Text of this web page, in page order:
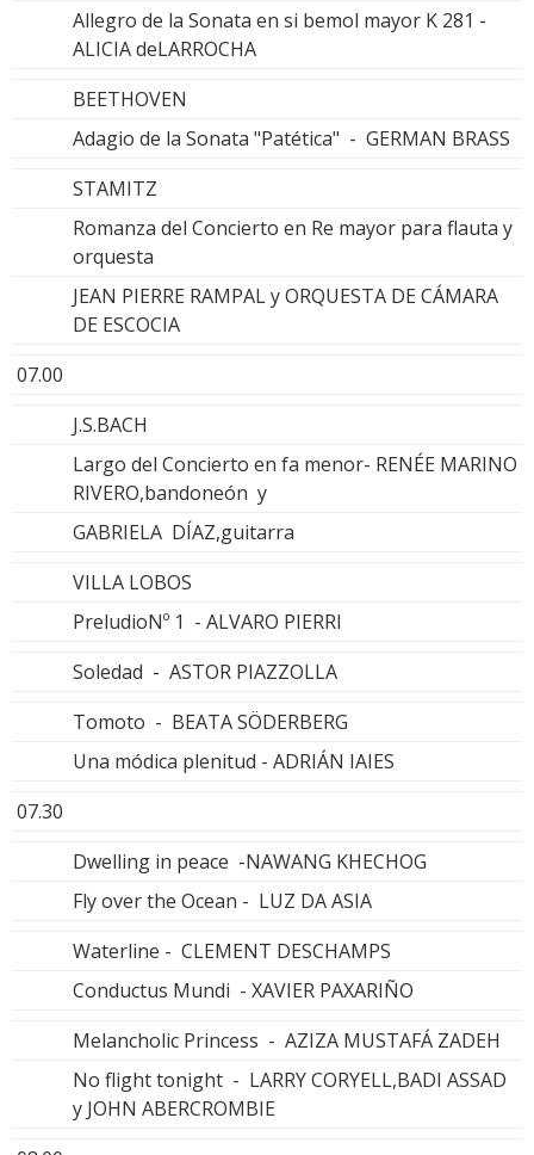
Allegro de la Sonata en si bemol mayor K 281 -
ALICIA deLARROCHA
BEETHOVEN
Adagio de la Sonata "Patética" - GERMAN BRASS
STAMITZ
Romanza del Concierto en Re mayor para flauta y
orquesta
JEAN PIERRE RAMPAL y ORQUESTA DE CÁMARA
DE ESCOCIA
07.00
J.S.BACH
Largo del Concierto en fa menor- RENÉE MARINO
RIVERO,bandoneón y
GABRIELA DÍAZ,guitarra
VILLA LOBOS
PreludioNº 1 - ALVARO PIERRI
Soledad - ASTOR PIAZZOLLA
Tomoto - BEATA SÖDERBERG
Una módica plenitud - ADRIÁN IAIES
07.30
Dwelling in peace -NAWANG KHECHOG
Fly over the Ocean - LUZ DA ASIA
Waterline - CLEMENT DESCHAMPS
Conductus Mundi - XAVIER PAXARIÑO
Melancholic Princess - AZIZA MUSTAFÁ ZADEH
No flight tonight - LARRY CORYELL,BADI ASSAD
y JOHN ABERCROMBIE